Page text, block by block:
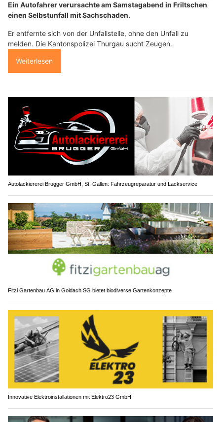
Ein Autofahrer verursachte am Samstagabend in Friltschen
einen Selbstunfall mit Sachschaden.
Er entfernte sich von der Unfallstelle, ohne den Unfall zu
melden. Die Kantonspolizei Thurgau sucht Zeugen.
Weiterlesen
Autolackiererei Brugger GmbH, St. Gallen: Fahrzeugreparatur und Lackservice
Fitzi Gartenbau AG in Goldach SG bietet biodiverse Gartenkonzepte
Innovative Elektroinstallationen mit Elektro23 GmbH